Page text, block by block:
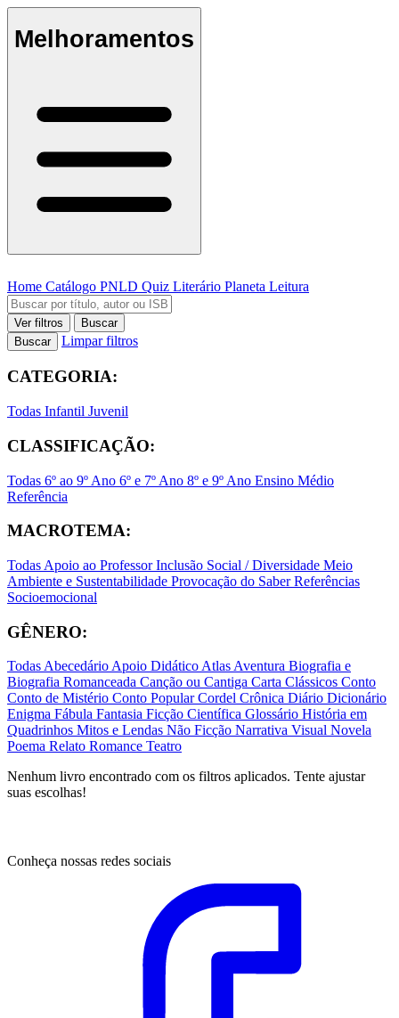
Melhoramentos
Home Catálogo PNLD Quiz Literário Planeta Leitura
Ver filtros
Buscar
Buscar
Limpar filtros
CATEGORIA:
Todas Infantil Juvenil
CLASSIFICAÇÃO:
Todas 6º ao 9º Ano 6º e 7º Ano 8º e 9º Ano Ensino Médio
Referência
MACROTEMA:
Todas Apoio ao ProfessorInclusão Social / Diversidade Meio
Ambiente e Sustentabilidade Provocação do SaberReferências
Socioemocional
GÊNERO:
TodasAbecedárioApoio DidáticoAtlasAventura Biografia e
Biografia Romanceada Canção ou Cantiga Carta Clássicos Conto
Conto de Mistério Conto PopularCordel Crônica Diário Dicionário
Enigma Fábula Fantasia Ficção Científica Glossário História em
Quadrinhos Mitos e Lendas Não Ficção Narrativa Visual Novela
Poema Relato Romance Teatro
Nenhum livro encontrado com os filtros aplicados. Tente ajustar
suas escolhas!
Conheça nossas redes sociais